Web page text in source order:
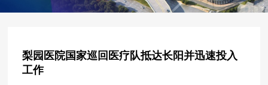
梨园医院国家巡回医疗队抵达长阳并迅速投入
工作